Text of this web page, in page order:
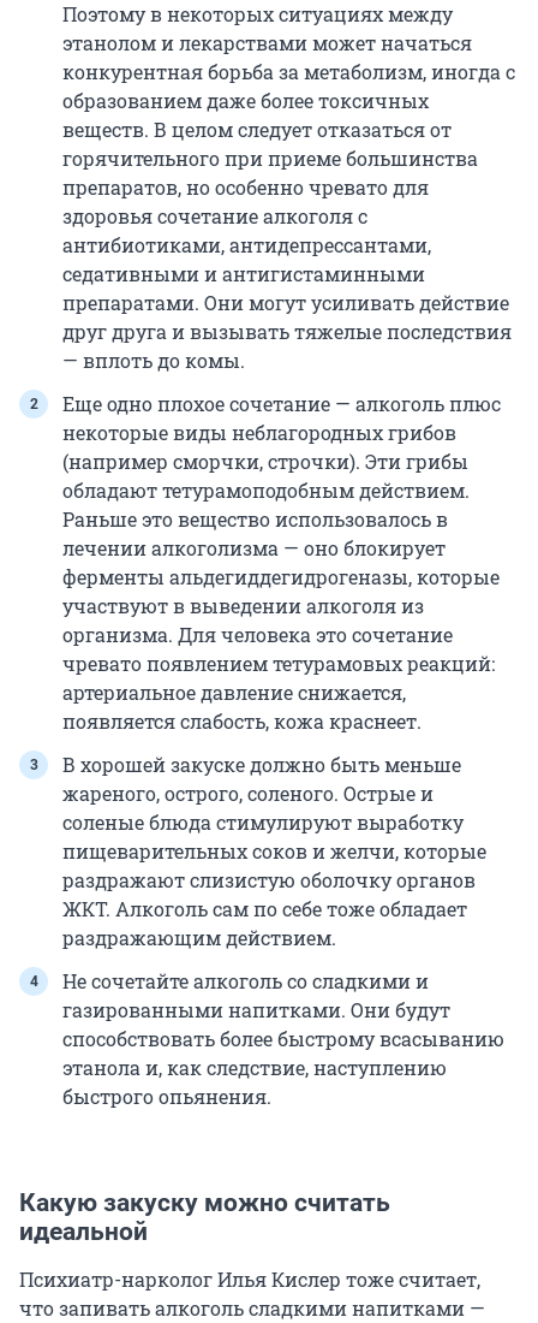
Поэтому в некоторых ситуациях между
этанолом и лекарствами может начаться
конкурентная борьба за метаболизм, иногда с
образованием даже более токсичных
веществ. В целом следует отказаться от
горячительного при приеме большинства
препаратов, но особенно чревато для
здоровья сочетание алкоголя с
антибиотиками, антидепрессантами,
седативными и антигистаминными
препаратами. Они могут усиливать действие
друг друга и вызывать тяжелые последствия
— вплоть до комы.
Еще одно плохое сочетание — алкоголь плюс
некоторые виды неблагородных грибов
(например сморчки, строчки). Эти грибы
обладают тетурамоподобным действием.
Раньше это вещество использовалось в
лечении алкоголизма — оно блокирует
ферменты альдегиддегидрогеназы, которые
участвуют в выведении алкоголя из
организма. Для человека это сочетание
чревато появлением тетурамовых реакций:
артериальное давление снижается,
появляется слабость, кожа краснеет.
В хорошей закуске должно быть меньше
жареного, острого, соленого. Острые и
соленые блюда стимулируют выработку
пищеварительных соков и желчи, которые
раздражают слизистую оболочку органов
ЖКТ. Алкоголь сам по себе тоже обладает
раздражающим действием.
Не сочетайте алкоголь со сладкими и
газированными напитками. Они будут
способствовать более быстрому всасыванию
этанола и, как следствие, наступлению
быстрого опьянения.
Какую закуску можно считать
идеальной
Психиатр-нарколог Илья Кислер тоже считает,
что запивать алкоголь сладкими напитками —